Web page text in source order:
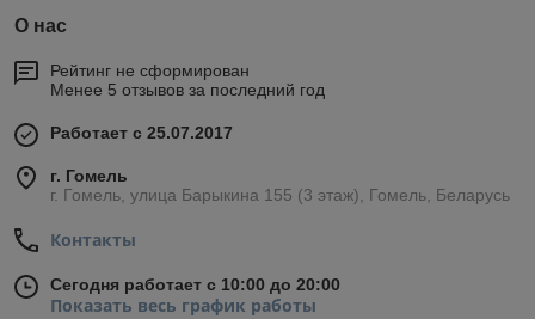
О нас
Рейтинг не сформирован
Менее 5 отзывов за последний год
Работает с 25.07.2017
г. Гомель
г. Гомель, улица Барыкина 155 (3 этаж), Гомель, Беларусь
Контакты
Сегодня работает с 10:00 до 20:00
Показать весь график работы